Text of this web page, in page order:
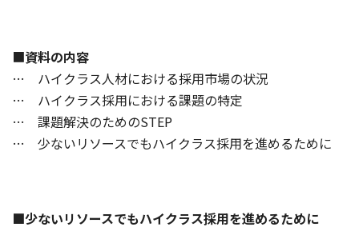
■資料の内容
… ハイクラス人材における採用市場の状況
… ハイクラス採用における課題の特定
… 課題解決のためのSTEP
… 少ないリソースでもハイクラス採用を進めるために
■少ないリソースでもハイクラス採用を進めるために